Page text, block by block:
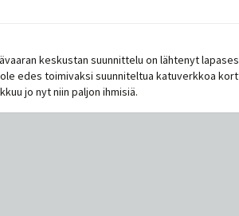
keskustan suunnittelu on lähtenyt
edes toimivaksi suunniteltua katuverkkoa
jo nyt niin paljon ihmisiä.